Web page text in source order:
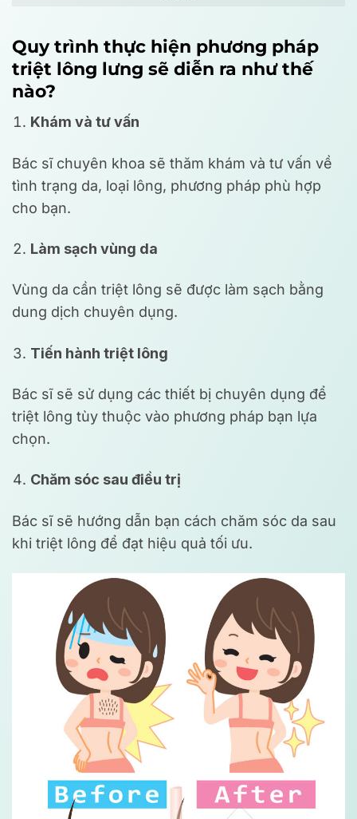
Quy trình thực hiện phương pháp
triệt lông lưng sẽ diễn ra như thế
nào?
Khám và tư vấn
Bác sĩ chuyên khoa sẽ thăm khám và tư vấn về
tình trạng da, loại lông, phương pháp phù hợp
cho bạn.
Làm sạch vùng da
Vùng da cần triệt lông sẽ được làm sạch bằng
dung dịch chuyên dụng.
Tiến hành triệt lông
Bác sĩ sẽ sử dụng các thiết bị chuyên dụng để
triệt lông tùy thuộc vào phương pháp bạn lựa
chọn.
Chăm sóc sau điều trị
Bác sĩ sẽ hướng dẫn bạn cách chăm sóc da sau
khi triệt lông để đạt hiệu quả tối ưu.